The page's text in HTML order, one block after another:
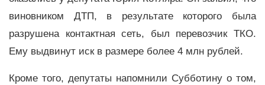
виновником ДТП, в результате которого была
разрушена контактная сеть, был перевозчик ТКО.
Ему выдвинут иск в размере более 4 млн рублей.
Кроме того, депутаты напомнили Субботину о том,